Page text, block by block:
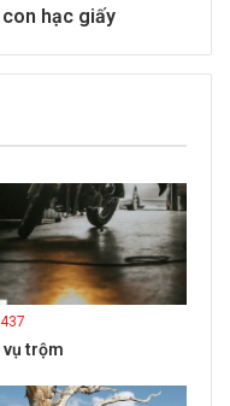
hạc giấy
vụ trộm